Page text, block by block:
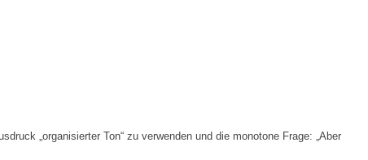
„organisierter Ton“ zu verwenden und die monotone Frage: „Aber